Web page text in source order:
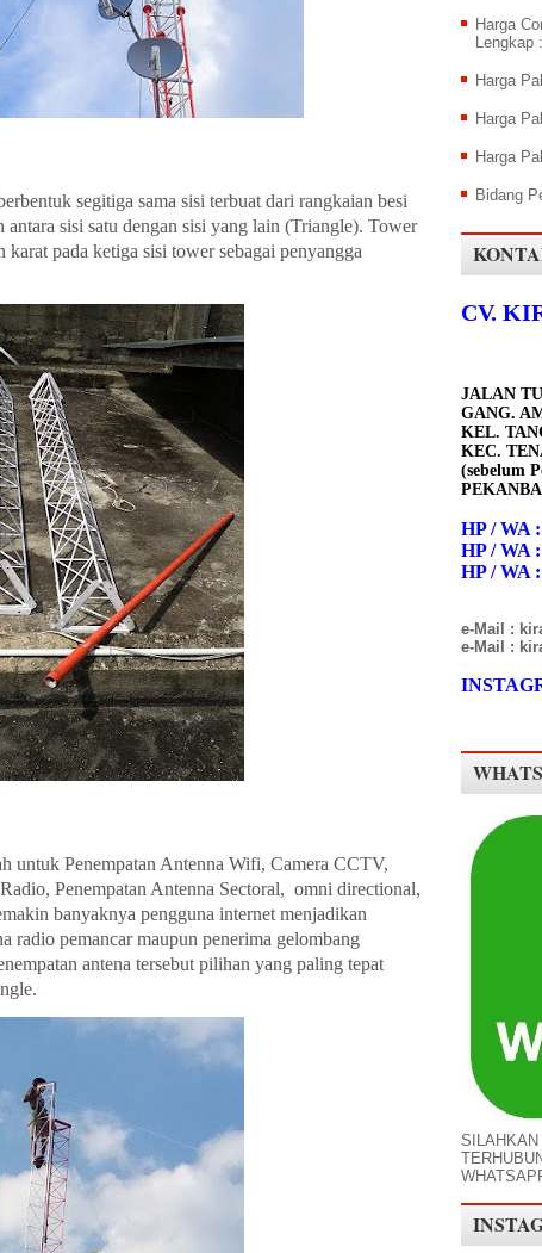
segitiga sama sisi terbuat dari rangkaian besi
sisi satu dengan sisi yang lain (Triangle). Tower
pada ketiga sisi tower sebagai penyangga
untuk Penempatan Antenna Wifi, Camera CCTV,
Penempatan Antenna Sectoral, omni directional,
banyaknya pengguna internet menjadikan
radio pemancar maupun penerima gelombang
antena tersebut pilihan yang paling tepat
Harga
Lengkap
Harga
Harga
Harga
Bidang
CV.
JALAN
GANG.
KEL.
KEC.
(sebelum
HP / WA
HP / WA
HP / WA
e-Mail :
e-Mail :